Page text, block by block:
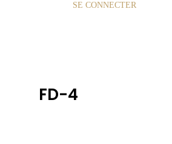
SE CONNECTER
FD-4